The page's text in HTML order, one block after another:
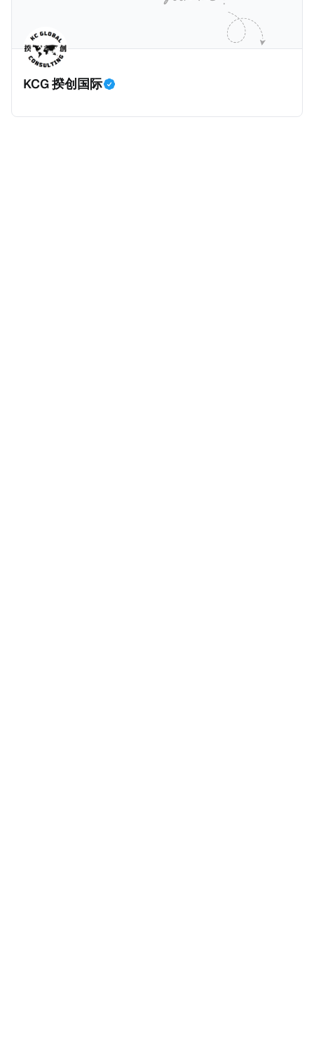
并提供有关投资将如何为印度经济做出贡献的详细计
申请。申请人在印度居住共12年后有资格申请印度公民
身份，包括在申请前连续居住11年，短暂缺席的少数例
外。由于印度不允许双重国籍，申请人必须放弃其原始
在危地马拉居住至少五年、具备流利西班牙语、对当地
历史文化有认识，就可以入籍成为危地马拉公民。 那
么，危地马拉的税务政策有吸引力吗？我们来看看：
KCG 揆创国际